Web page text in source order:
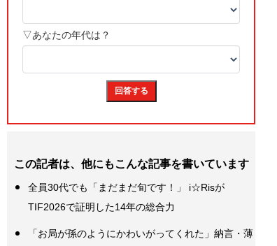
この記者は、他にもこんな記事を書いています
全員30代でも「まだまだ旬です！」 i☆Risが
TIF2026で証明した14年の総合力
「お局が孫のようにかわいがってくれた」納言・薄